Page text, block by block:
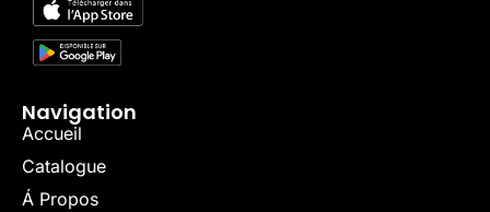
Navigation
Accueil
Catalogue
Á Propos